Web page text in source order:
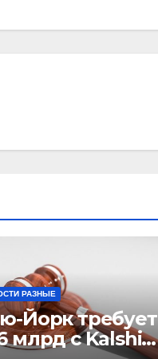
РАЗНЫЕ
Йорк требует
млрд с Kalshi